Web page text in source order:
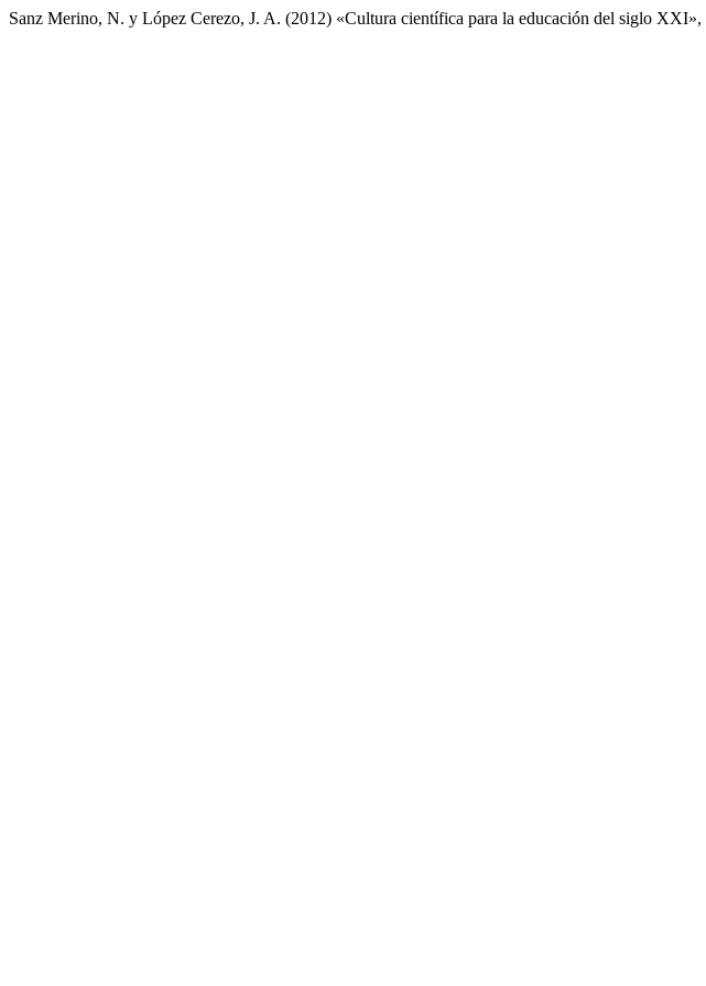
Sanz Merino, N. y López Cerezo, J. A. (2012) «Cultura científica para la educación del siglo XXI»,